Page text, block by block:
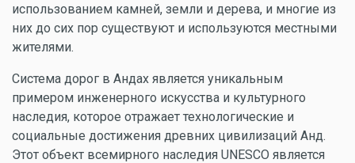
использованием камней, земли и дерева, и многие из
них до сих пор существуют и используются местными
жителями.
Система дорог в Андах является уникальным
примером инженерного искусства и культурного
наследия, которое отражает технологические и
социальные достижения древних цивилизаций Анд.
Этот объект всемирного наследия UNESCO является